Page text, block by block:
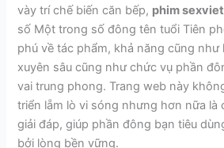
vày trí chế biến căn bếp, phim sexviet
số Một trong số đông tên tuổi Tiên
phú về tác phẩm, khả năng cũng
xuyên sâu cũng như chức vụ phần
vai trung phong. Trang web này
triển lẵm lò vi sóng nhưng hơn nữa là
giải đáp, giúp phần đông bạn tiêu
bởi lòng bền vững.